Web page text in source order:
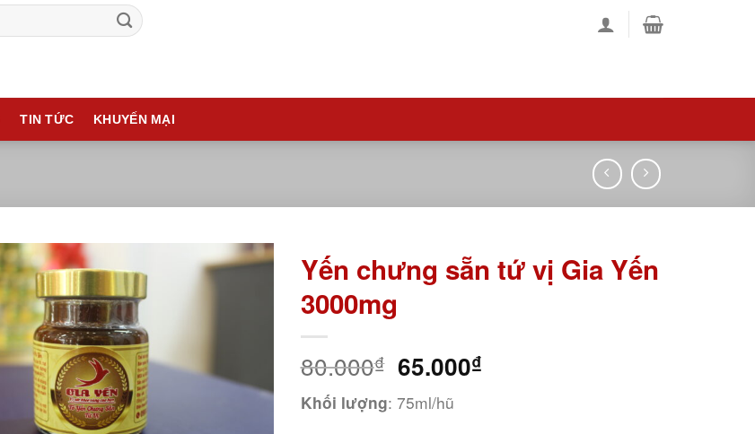
TIN TỨC KHUYẾN MẠI
Yến chưng sẵn tứ vị Gia Yến
3000mg
80.000₫ 65.000₫
Khối lượng: 75ml/hũ